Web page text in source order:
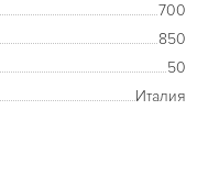
700
850
50
Италия